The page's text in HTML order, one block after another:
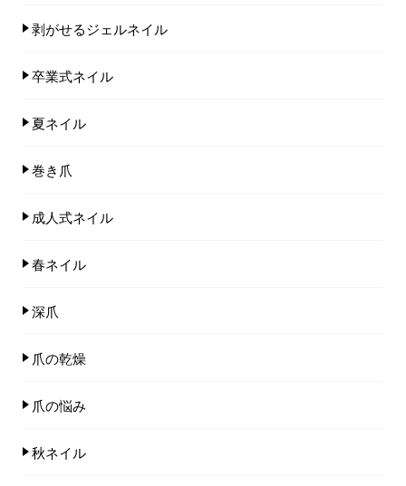
剥がせるジェルネイル
卒業式ネイル
夏ネイル
巻き爪
成人式ネイル
春ネイル
深爪
爪の乾燥
爪の悩み
秋ネイル